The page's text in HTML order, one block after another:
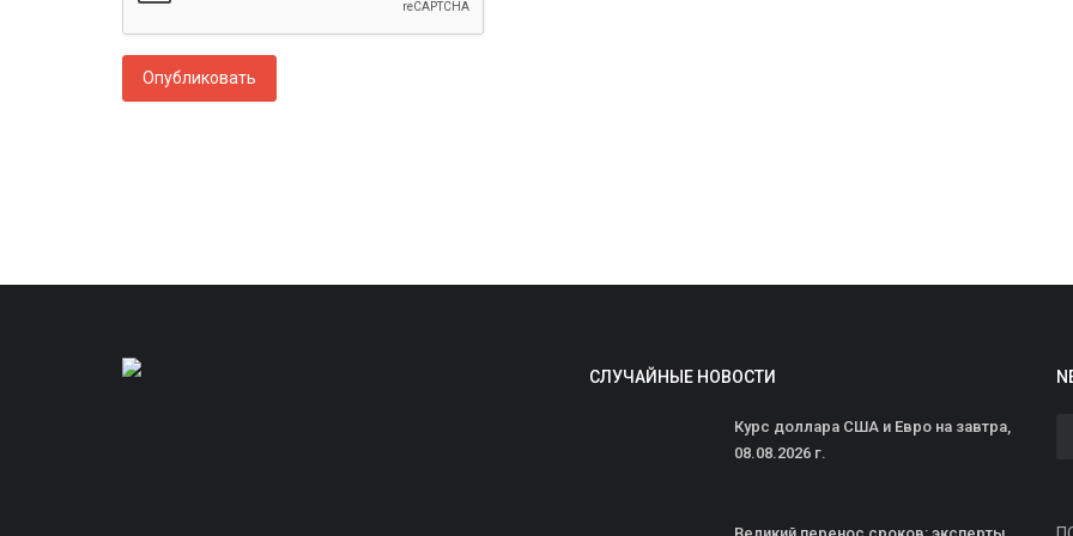
Опубликовать
СЛУЧАЙНЫЕ НОВОСТИ
Курс доллара США и Евро на завтра,
08.08.2026 г.